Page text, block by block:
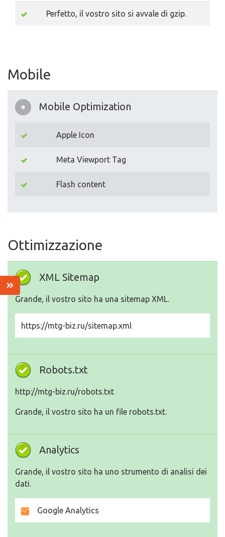
Perfetto, il vostro sito si avvale di gzip.
Mobile
Mobile Optimization
Apple Icon
Meta Viewport Tag
Flash content
Ottimizzazione
XML Sitemap
Grande, il vostro sito ha una sitemap XML.
https://mtg-biz.ru/sitemap.xml
Robots.txt
http://mtg-biz.ru/robots.txt
Grande, il vostro sito ha un file robots.txt.
Analytics
Grande, il vostro sito ha uno strumento di analisi dei
dati.
Google Analytics